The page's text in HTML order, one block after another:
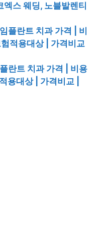
스 웨딩, 노블발렌티
플란트 치과 가격 | 비
적용대상 | 가격비교
란트 치과 가격 | 비용
용대상 | 가격비교 |